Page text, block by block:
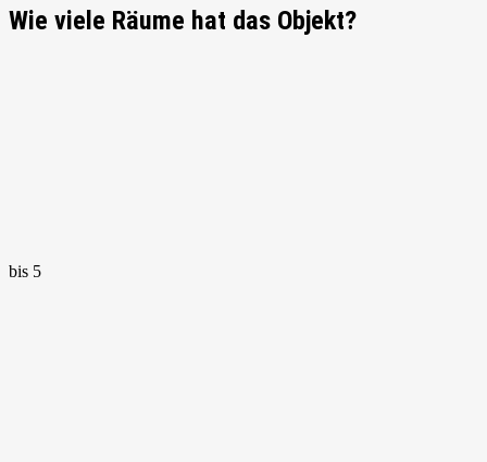
Wie viele Räume hat das Objekt?
bis 5